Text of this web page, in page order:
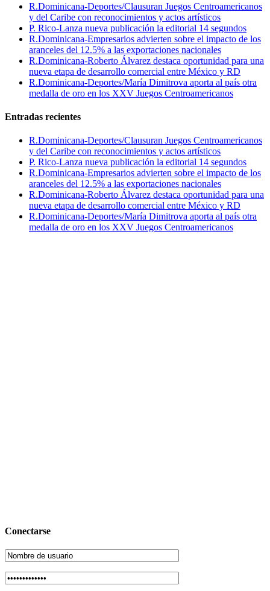
R.Dominicana-Deportes/Clausuran Juegos Centroamericanos
y del Caribe con reconocimientos y actos artísticos
P. Rico-Lanza nueva publicación la editorial 14 segundos
R.Dominicana-Empresarios advierten sobre el impacto de los
aranceles del 12.5% a las exportaciones nacionales
R.Dominicana-Roberto Álvarez destaca oportunidad para una
nueva etapa de desarrollo comercial entre México y RD
R.Dominicana-Deportes/María Dimitrova aporta al país otra
medalla de oro en los XXV Juegos Centroamericanos
Entradas recientes
R.Dominicana-Deportes/Clausuran Juegos Centroamericanos
y del Caribe con reconocimientos y actos artísticos
P. Rico-Lanza nueva publicación la editorial 14 segundos
R.Dominicana-Empresarios advierten sobre el impacto de los
aranceles del 12.5% a las exportaciones nacionales
R.Dominicana-Roberto Álvarez destaca oportunidad para una
nueva etapa de desarrollo comercial entre México y RD
R.Dominicana-Deportes/María Dimitrova aporta al país otra
medalla de oro en los XXV Juegos Centroamericanos
Conectarse